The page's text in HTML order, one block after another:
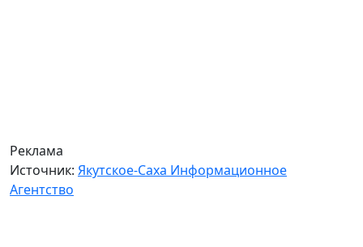
Реклама
Источник: Якутское-Саха Информационное
Агентство